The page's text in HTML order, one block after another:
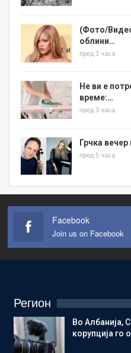
(Фото/
облини…
пред 3 часа
Не ви е
време:…
пред 3 часа
Грчка
пред 5 часа
Facebook
Join us on Facebook
Регион
Во Албанија,
корупција го